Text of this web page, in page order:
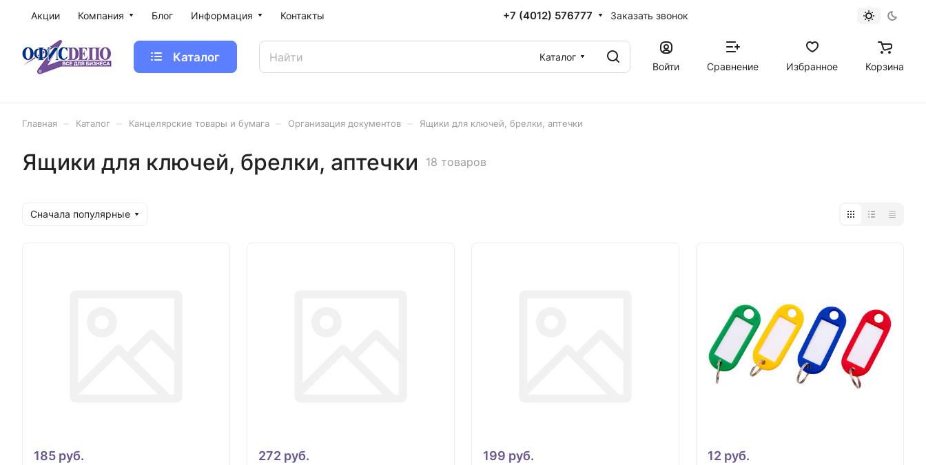
Акции Компания Блог Информация Контакты +7 (4012) 576777 Заказать звонок
Каталог
Каталог
Войти
Сравнение Избранное Корзина
Главная Каталог Канцелярские товары и бумага Организация документов Ящики для ключей, брелки, аптечки
Ящики для ключей, брелки, аптечки 18 товаров
Сначала популярные
185 руб. 272 руб. 199 руб. 12 руб.